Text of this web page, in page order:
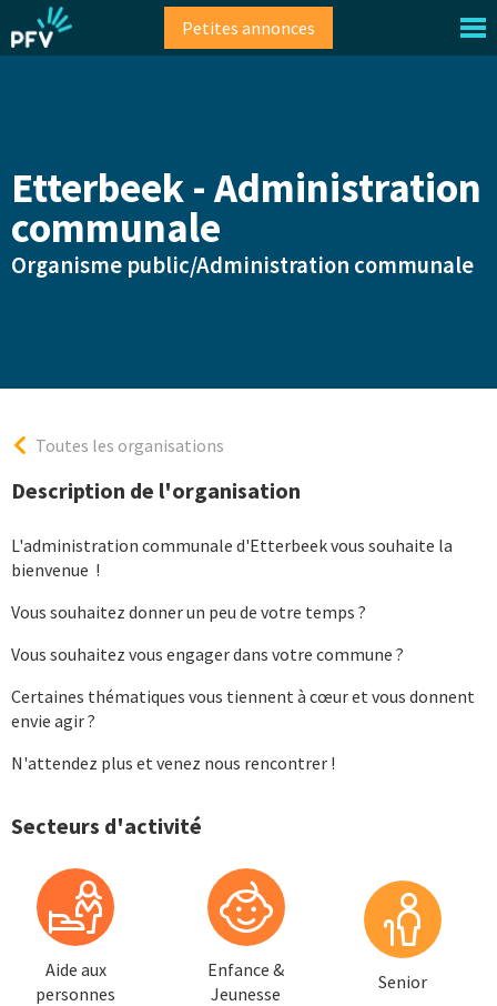
au
contenu
Petites annonces
Etterbeek - Administration
communale
Organisme public/Administration communale
Toutes les organisations
Description de l'organisation
L'administration communale d'Etterbeek vous souhaite la
bienvenue !
Vous souhaitez donner un peu de votre temps ?
Vous souhaitez vous engager dans votre commune ?
Certaines thématiques vous tiennent à cœuret vous donnent
envie agir ?
N'attendez plus et venez nous rencontrer !
Secteurs d'activité
Aide aux
personnes
Enfance &
Jeunesse
Senior